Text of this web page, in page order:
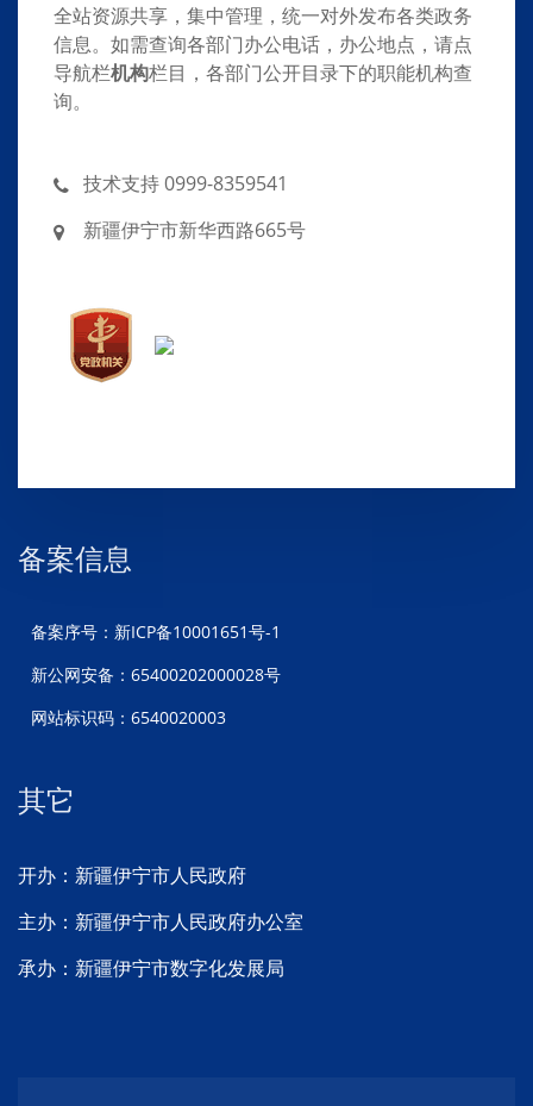
全站资源共享，集中管理，统一对外发布各类政务
信息。如需查询各部门办公电话，办公地点，请点
导航栏机构栏目，各部门公开目录下的职能机构查
询。
技术支持 0999-8359541
新疆伊宁市新华西路665号
备案信息
备案序号：新ICP备10001651号-1
新公网安备：65400202000028号
网站标识码：6540020003
其它
开办：新疆伊宁市人民政府
主办：新疆伊宁市人民政府办公室
承办：新疆伊宁市数字化发展局